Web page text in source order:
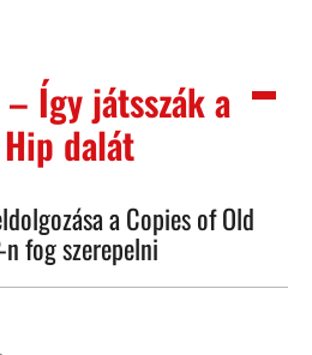
– Így játsszák a
dalát
a Copies of Old
n fog szerepelni